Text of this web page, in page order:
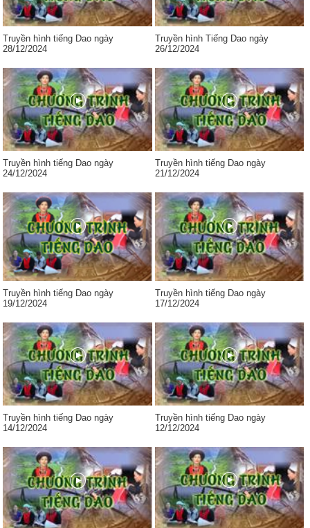
Truyền hình tiếng Dao ngày
28/12/2024
Truyền hình Tiếng Dao ngày
26/12/2024
Truyền hình tiếng Dao ngày
24/12/2024
Truyền hình tiếng Dao ngày
21/12/2024
Truyền hình tiếng Dao ngày
19/12/2024
Truyền hình tiếng Dao ngày
17/12/2024
Truyền hình tiếng Dao ngày
14/12/2024
Truyền hình tiếng Dao ngày
12/12/2024